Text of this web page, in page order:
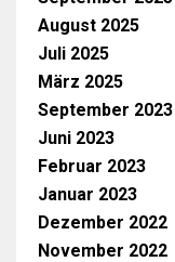
August 2025
Juli 2025
März 2025
September 2023
Juni 2023
Februar 2023
Januar 2023
Dezember 2022
November 2022